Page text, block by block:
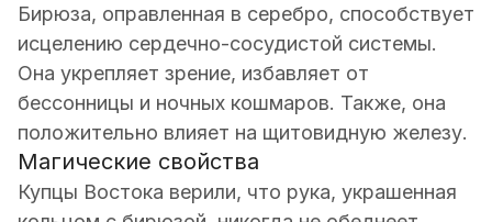
Бирюза, оправленная в серебро, способствует
исцелению сердечно-сосудистой системы.
Она укрепляет зрение, избавляет от
бессонницы и ночных кошмаров. Также, она
положительно влияет на щитовидную железу.
Магические свойства
Купцы Востока верили, что рука, украшенная